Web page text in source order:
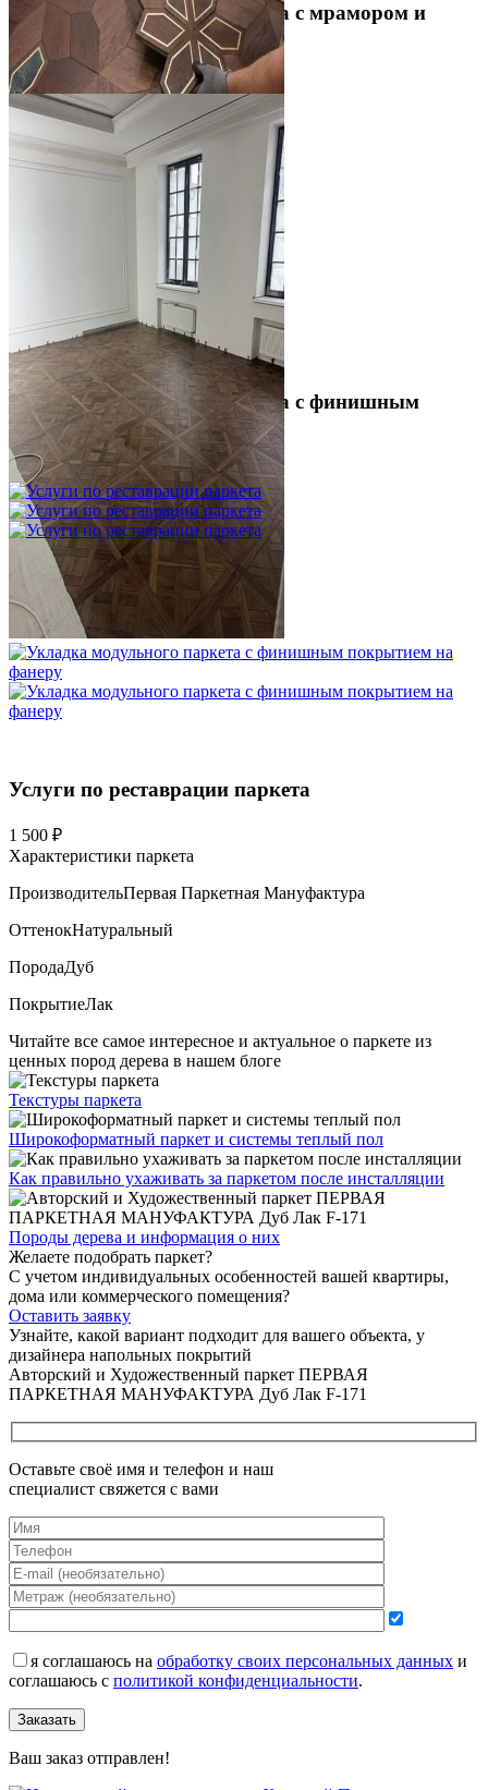
Укладка модульного паркета с мрамором и
латунью
3 500 ₽
Укладка модульного паркета с финишным
покрытием на фанеру
3 600 ₽
Услуги по реставрации паркета
1 500 ₽
Характеристики паркета
ПроизводительПервая Паркетная Мануфактура
ОттенокНатуральный
ПородаДуб
ПокрытиеЛак
Читайте все самое интересное и актуальное о паркете из
ценных пород дерева в нашем блоге
Текстуры паркета
Широкоформатный паркет и системы теплый пол
Как правильно ухаживать за паркетом после инсталляции
Породы дерева и информация о них
Желаете подобрать паркет?
С учетом индивидуальных особенностей вашей квартиры,
дома или коммерческого помещения?
Оставить заявку
Узнайте, какой вариант подходит для вашего объекта, у
дизайнера напольных покрытий
Авторский и Художественный паркет ПЕРВАЯ
ПАРКЕТНАЯ МАНУФАКТУРА Дуб Лак F-171
Оставьте своё имя и телефон и наш
специалист свяжется с вами
я соглашаюсь на обработку своих персональных данных и
соглашаюсь с политикой конфиденциальности.
Заказать
Ваш заказ отправлен!